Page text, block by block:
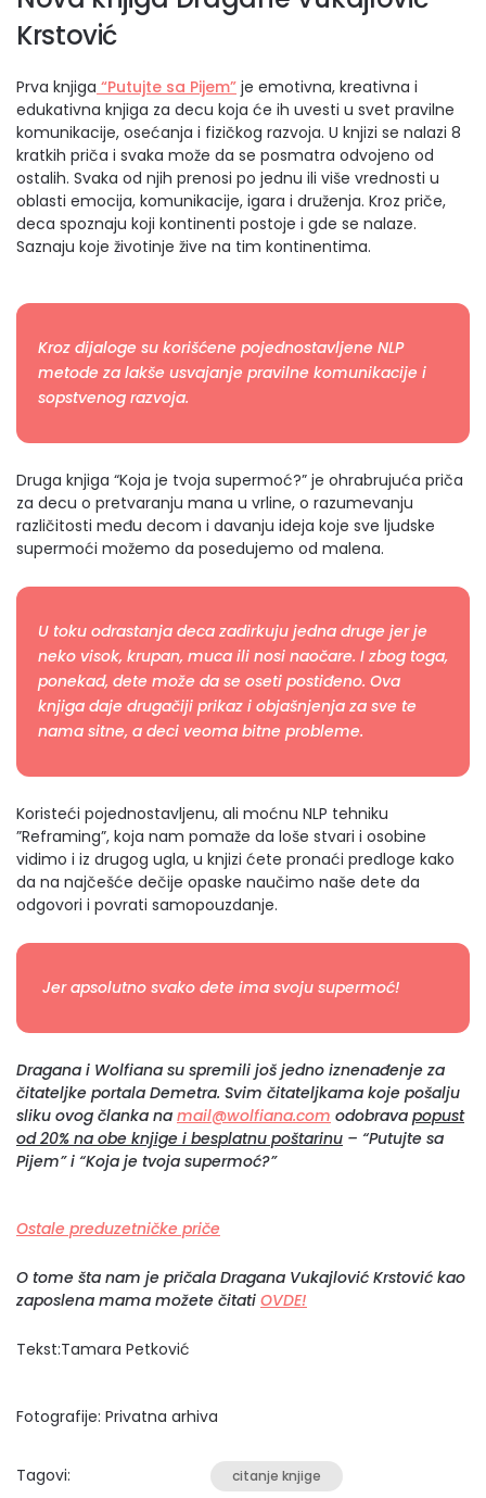
Krstović
Prva knjiga “Putujte sa Pijem” je emotivna, kreativna i
edukativna knjiga za decu koja će ih uvesti u svet pravilne
komunikacije, osećanja i fizičkog razvoja. U knjizi se nalazi 8
kratkih priča i svaka može da se posmatra odvojeno od
ostalih. Svaka od njih prenosi po jednu ili više vrednosti u
oblasti emocija, komunikacije, igara i druženja. Kroz priče,
deca spoznaju koji kontinenti postoje i gde se nalaze.
Saznaju koje životinje žive na tim kontinentima.
Kroz dijaloge su korišćene pojednostavljene NLP
metode za lakše usvajanje pravilne komunikacije i
sopstvenog razvoja.
Druga knjiga “Koja je tvoja supermoć?” je ohrabrujuća priča
za decu o pretvaranju mana u vrline, o razumevanju
različitosti među decom i davanju ideja koje sve ljudske
supermoći možemo da posedujemo od malena.
U toku odrastanja deca zadirkuju jedna druge jer je
neko visok, krupan, muca ili nosi naočare. I zbog toga,
ponekad, dete može da se oseti postiđeno. Ova
knjiga daje drugačiji prikaz i objašnjenja za sve te
nama sitne, a deci veoma bitne probleme.
Koristeći pojednostavljenu, ali moćnu NLP tehniku
”Reframing”, koja nam pomaže da loše stvari i osobine
vidimo i iz drugog ugla, u knjizi ćete pronaći predloge kako
da na najčešće dečije opaske naučimo naše dete da
odgovori i povrati samopouzdanje.
Jer apsolutno svako dete ima svoju supermoć!
Dragana i Wolfiana su spremili još jedno iznenađenje za
čitateljke portala Demetra. Svim čitateljkama koje pošalju
sliku ovog članka na mail@wolfiana.com odobrava popust
od 20% na obe knjige i besplatnu poštarinu – “Putujte sa
Pijem” i “Koja je tvoja supermoć?”
Ostale preduzetničke priče
O tome šta nam je pričala Dragana Vukajlović Krstović kao
zaposlena mama možete čitati OVDE!
Tekst:Tamara Petković
Fotografije: Privatna arhiva
Tagovi: citanje knjige